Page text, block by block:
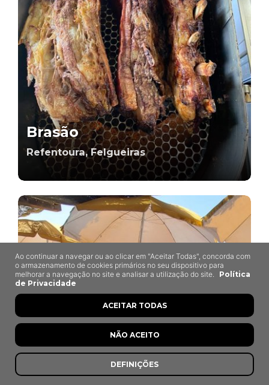
Brasão
Refentoura, Felgueiras
Ao continuar a navegar ou ao clicar em "Aceitar Todas", concorda com
o armazenamento de cookies primários no seu dispositivo para
melhorar a navegação no site e analisar a utilização do site.
Política
de Privacidade
DEFINIÇÕES
NÃO ACEITO
ACEITAR TODAS